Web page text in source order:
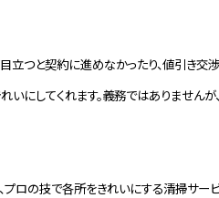
つと契約に進めなかったり、値引き交
にしてくれます。義務ではありません
ロの技で各所をきれいにする清掃サー